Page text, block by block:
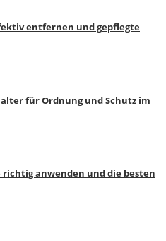
entfernen und gepflegte
für Ordnung und Schutz im
anwenden und die besten